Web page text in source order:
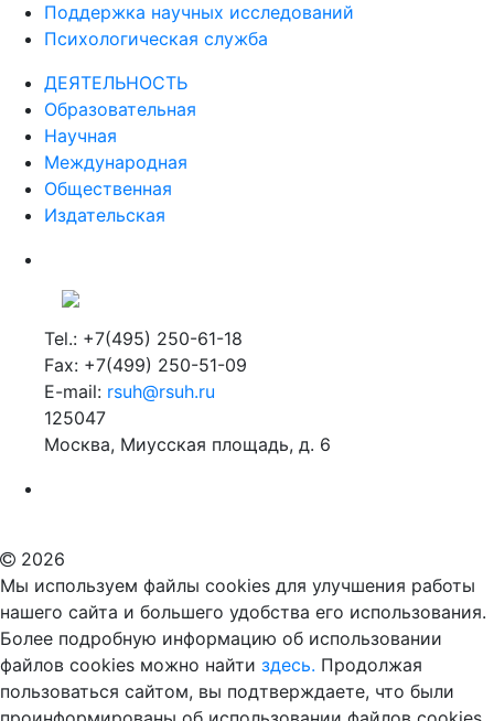
Психологическая служба
Образовательная
Научная
Международная
Общественная
Издательская
Tel.: +7(495) 250-61-18
Fax: +7(499) 250-51-09
E-mail:rsuh@rsuh.ru
125047
Москва, Миусская площадь, д. 6
Российский государственный гуманитарный университет
Мы используем файлы cookies для улучшения работы
нашего сайта и большего удобства его использования.
Более подробную информацию об использовании
файлов cookies можно найтиздесь.Продолжая
пользоваться сайтом, вы подтверждаете, что были
проинформированы об использовании файлов cookies